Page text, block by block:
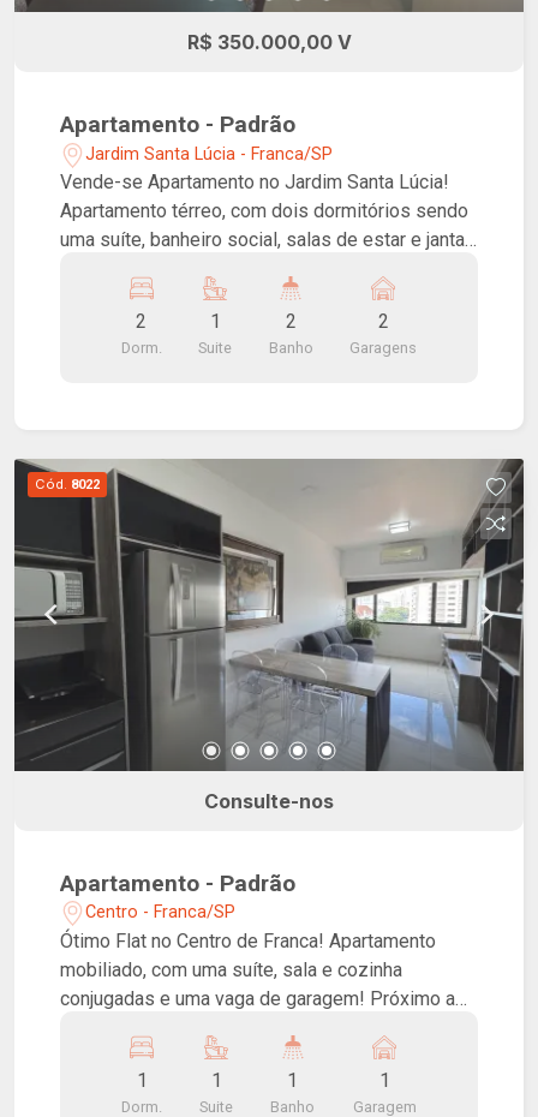
R$ 350.000,00 V
Apartamento - Padrão
Jardim Santa Lúcia - Franca/SP
Vende-se Apartamento no Jardim Santa Lúcia!
Apartamento térreo, com dois dormitórios sendo
uma suíte, banheiro social, salas de estar e jantar
claridade e duas vagas de garagem.
2
Dorm.
1
Suite
2
Banho
2
Garagens
Cód. 8022
Consulte-nos
Apartamento - Padrão
Centro - Franca/SP
Ótimo Flat no Centro de Franca! Apartamento
mobiliado, com uma suíte, sala e cozinha
conjugadas e uma vaga de garagem! Próximo a
condomínio água, elevador, energia da área
comum e portaria!
1
Dorm.
1
Suite
1
Banho
1
Garagem